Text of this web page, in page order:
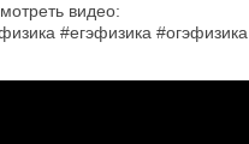
видео:
#егэфизика